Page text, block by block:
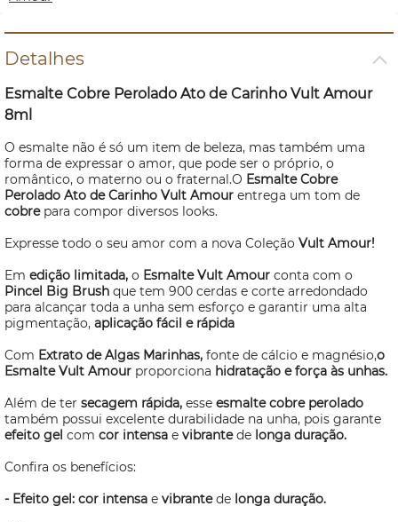
Detalhes
Esmalte Cobre Perolado Ato de Carinho Vult Amour
8ml
O esmalte não é só um item de beleza, mas também uma
forma de expressar o amor, que pode ser o próprio, o
romântico, o materno ou o fraternal.O Esmalte Cobre
Perolado Ato de Carinho Vult Amour entrega um tom de
cobre para compor diversos looks.
Expresse todo o seu amor com a nova Coleção Vult Amour!
Em edição limitada, o Esmalte Vult Amour conta com o
Pincel Big Brush que tem 900 cerdas e corte arredondado
para alcançar toda a unha sem esforço e garantir uma alta
pigmentação, aplicação fácil e rápida
Com Extrato de Algas Marinhas, fonte de cálcio e magnésio,o
Esmalte Vult Amour proporciona hidratação e força às unhas.
Além de ter secagem rápida, esse esmalte cobre perolado
também possui excelente durabilidade na unha, pois garante
efeito gel com cor intensa e vibrantede longa duração.
Confira os benefícios:
- Efeito gel: cor intensa e vibrantede longa duração.